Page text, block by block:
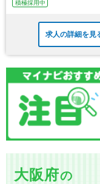
積極採用中
求人の詳細を見
大阪府の